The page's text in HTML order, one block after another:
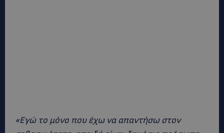
«Εγώ το μόνο που έχω να απαντήσω στον